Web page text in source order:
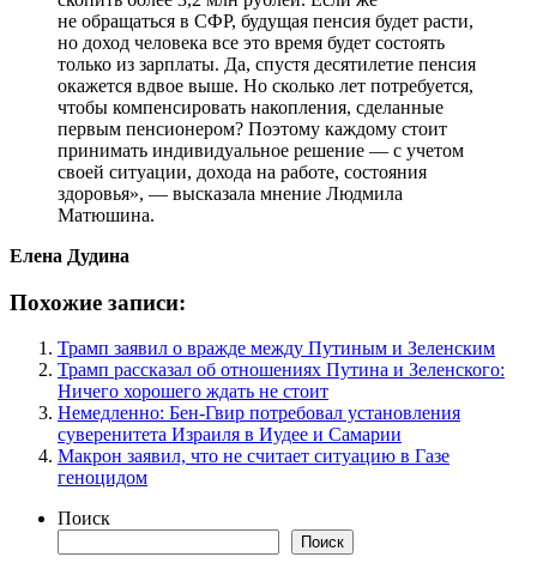
не обращаться в СФР, будущая пенсия будет расти,
но доход человека все это время будет состоять
только из зарплаты. Да, спустя десятилетие пенсия
окажется вдвое выше. Но сколько лет потребуется,
чтобы компенсировать накопления, сделанные
первым пенсионером? Поэтому каждому стоит
принимать индивидуальное решение — с учетом
своей ситуации, дохода на работе, состояния
здоровья», — высказала мнение Людмила
Матюшина.
Елена Дудина
Похожие записи:
Трамп заявил о вражде между Путиным и Зеленским
Трамп рассказал об отношениях Путина и Зеленского:
Ничего хорошего ждать не стоит
Немедленно: Бен-Гвир потребовал установления
суверенитета Израиля в Иудее и Самарии
Макрон заявил, что не считает ситуацию в Газе
геноцидом
Поиск
Поиск